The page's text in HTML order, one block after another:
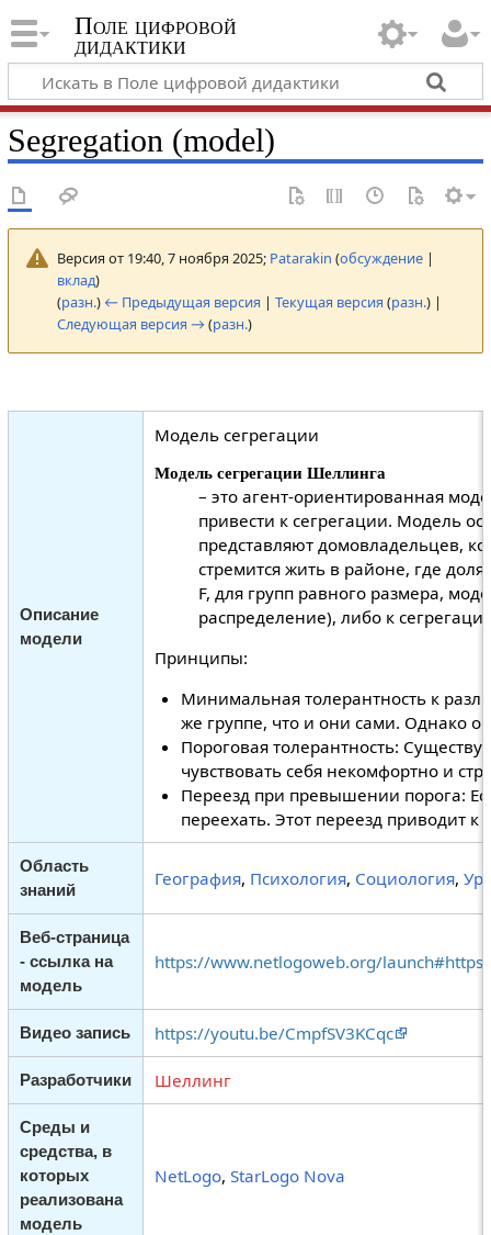
Поле цифровой
дидактики
Segregation (model)
Версия от 19:40, 7 ноября 2025; Patarakin (обсуждение|
вклад)
(разн.) ← Предыдущая версия | Текущая версия (разн.) |
Следующая версия → (разн.)
Описание
модели
Модель сегрегации
Модель сегрегации Шеллинга
– это агент-ориентированная
привести к сегрегации. Модель
представляют домовладельцев,
стремится жить в районе, где
F, для групп равного размера,
распределение), либо к
Принципы:
Минимальная толерантность к
же группе, что и они сами. Однако
Пороговая толерантность:
чувствовать себя некомфортно и
Переезд при превышении порога:
переехать. Этот переезд приводит
Область
знаний
География, Психология, Социология,
Веб-страница
- ссылка на
модель
https://www.netlogoweb.org/
Видео запись https://youtu.be/CmpfSV3KCqc
Разработчики Шеллинг
Среды и
средства, в
которых
реализована
модель
NetLogo, StarLogo Nova